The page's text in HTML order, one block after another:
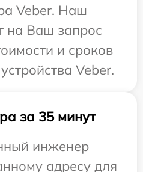
Veber. Наш
на Ваш запрос
и сроков
Veber.
за 35 минут
инженер
адресу для